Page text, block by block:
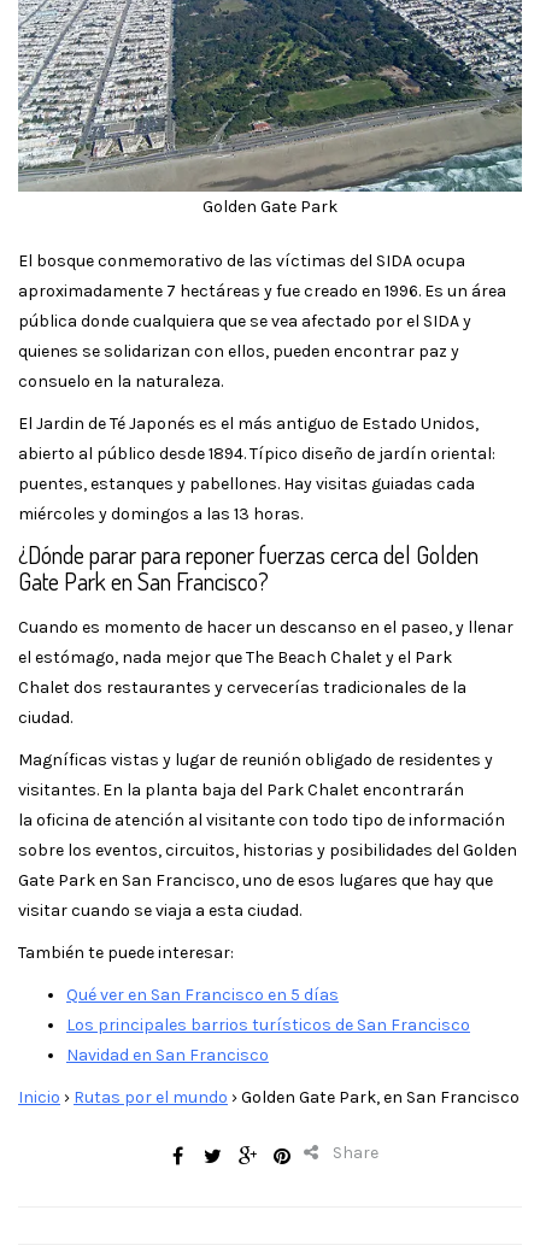
Golden Gate Park
El bosque conmemorativo de las víctimas del SIDA ocupa
aproximadamente 7 hectáreas y fue creado en 1996. Es un área
pública donde cualquiera que se vea afectado por el SIDA y
quienes se solidarizan con ellos, pueden encontrar paz y
consuelo en la naturaleza.
El Jardin de Té Japonés es el más antiguo de Estado Unidos,
abierto al público desde 1894. Típico diseño de jardín oriental:
puentes, estanques y pabellones. Hay visitas guiadas cada
miércoles y domingos a las 13 horas.
¿Dónde parar para reponer fuerzas cerca del Golden
Gate Park en San Francisco?
Cuando es momento de hacer un descanso en el paseo, y llenar
el estómago, nada mejor que The Beach Chalet y el Park
Chalet dos restaurantes y cervecerías tradicionales de la
ciudad.
Magníficas vistas y lugar de reunión obligado de residentes y
visitantes. En la planta baja del Park Chalet encontrarán
la oficina de atención al visitante con todo tipo de información
sobre los eventos, circuitos, historias y posibilidades del Golden
Gate Park en San Francisco, uno de esos lugares que hay que
visitar cuando se viaja a esta ciudad.
También te puede interesar:
Qué ver en San Francisco en 5 días
Los principales barrios turísticos de San Francisco
Navidad en San Francisco
Inicio › Rutas por el mundo ›Golden Gate Park, en San Francisco
Share